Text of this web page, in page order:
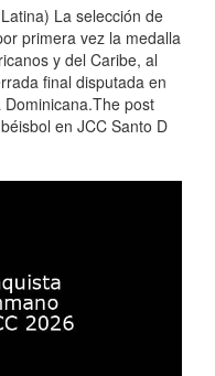
La selección de
primera vez la medalla
y del Caribe, al
final disputada en
post
en JCC Santo D